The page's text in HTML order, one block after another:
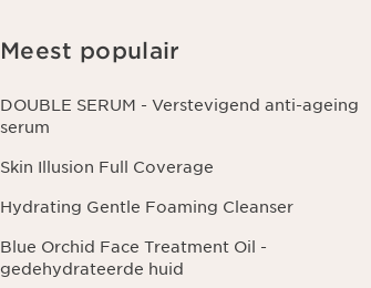
Meest populair
DOUBLE SERUM - Verstevigend anti-ageing
serum
Skin Illusion Full Coverage
Hydrating Gentle Foaming Cleanser
Blue Orchid Face Treatment Oil -
gedehydrateerde huid